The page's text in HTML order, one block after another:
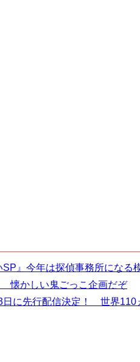
』今年は探偵事務所になる
懐かしい鬼ごっこ企画だぞ
日に先行配信決定！ 世界110